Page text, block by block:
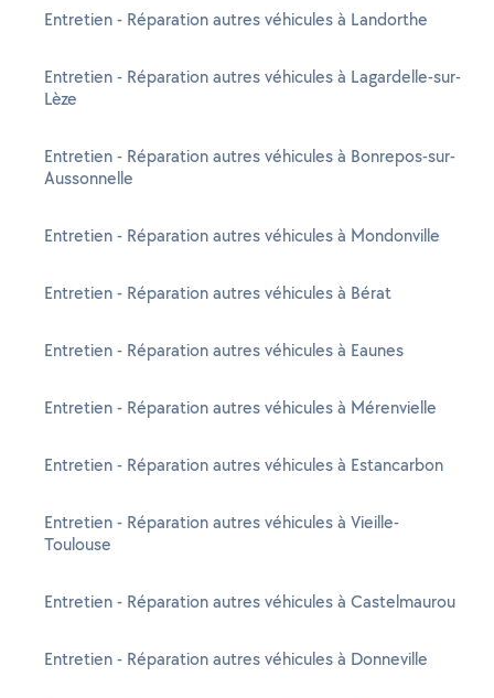
Entretien - Réparation autres véhicules à Landorthe
Entretien - Réparation autres véhicules à Lagardelle-sur-
Lèze
Entretien - Réparation autres véhicules à Bonrepos-sur-
Aussonnelle
Entretien - Réparation autres véhicules à Mondonville
Entretien - Réparation autres véhicules à Bérat
Entretien - Réparation autres véhicules à Eaunes
Entretien - Réparation autres véhicules à Mérenvielle
Entretien - Réparation autres véhicules à Estancarbon
Entretien - Réparation autres véhicules à Vieille-
Toulouse
Entretien - Réparation autres véhicules à Castelmaurou
Entretien - Réparation autres véhicules à Donneville